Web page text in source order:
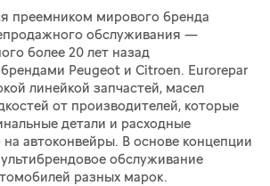
преемником мирового бренда
обслуживания —
более 20 лет назад
Peugeot и Citroen. Eurorepar
линейкой запчастей, масел
от производителей, которые
детали и расходные
автоконвейры. В основе концепции
обслуживание
разных марок.